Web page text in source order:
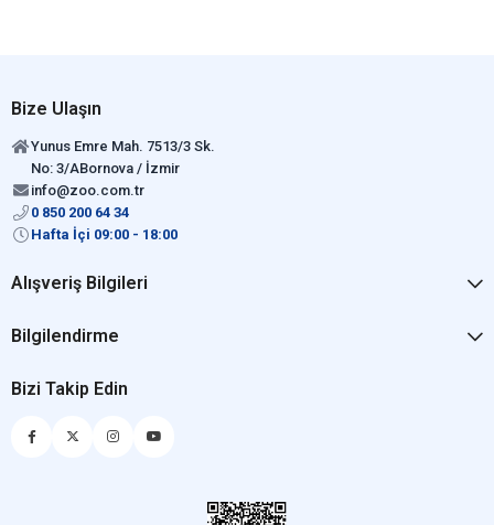
Bize Ulaşın
Yunus Emre Mah. 7513/3 Sk.
No: 3/ABornova / İzmir
info@zoo.com.tr
0 850 200 64 34
Hafta İçi 09:00 - 18:00
Alışveriş Bilgileri
Bilgilendirme
Bizi Takip Edin